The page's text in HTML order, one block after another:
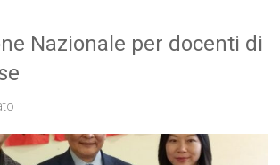
Nazionale per docenti di